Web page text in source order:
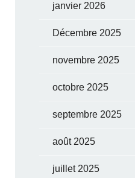
janvier 2026
Décembre 2025
novembre 2025
octobre 2025
septembre 2025
août 2025
juillet 2025